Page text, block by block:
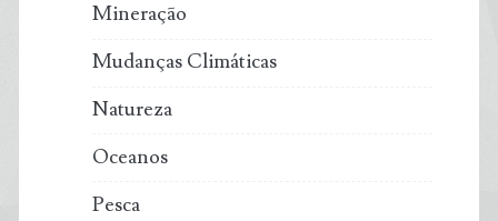
Mineração
Mudanças Climáticas
Natureza
Oceanos
Pesca